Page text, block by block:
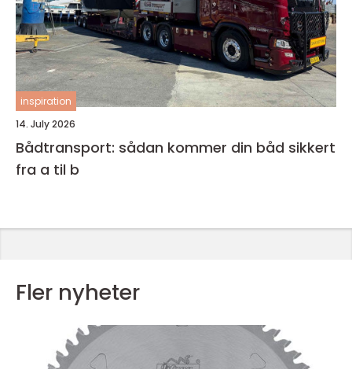
inspiration
14. July 2026
Bådtransport: sådan kommer din båd sikkert
fra a til b
Fler nyheter